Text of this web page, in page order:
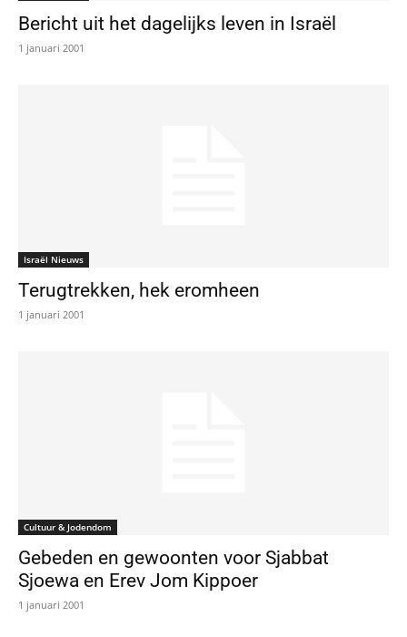
Bericht uit het dagelijks leven in Israël
1 januari 2001
Israël Nieuws
Terugtrekken, hek eromheen
1 januari 2001
Cultuur & Jodendom
Gebeden en gewoonten voor Sjabbat
Sjoewa en Erev Jom Kippoer
1 januari 2001